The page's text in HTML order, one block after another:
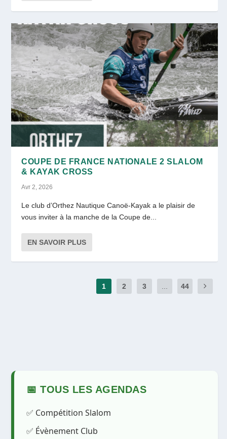
COUPE DE FRANCE NATIONALE 2 SLALOM
& KAYAK CROSS
Avr 2, 2026
Le club d’Orthez Nautique Canoë-Kayak a le plaisir de
vous inviter à la manche de la Coupe de...
EN SAVOIR PLUS
1 2 3 44
📅 TOUS LES AGENDAS
✅ Compétition Slalom
✅ Évènement Club